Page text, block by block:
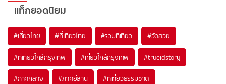
แท็กยอดนิยม
#เที่ยวไทย #ที่เที่ยวไทย #รวมที่เที่ยว #วัดสวย
#ที่เที่ยวใกล้กรุงเทพ #เที่ยวใกล้กรุงเทพ #trueidstory
#ภาคกลาง #ภาคอีสาน #ที่เที่ยวธรรมชาติ